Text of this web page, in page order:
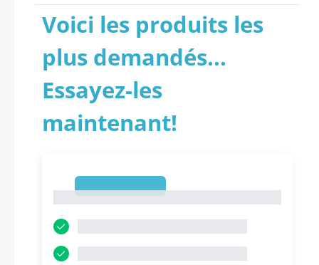
Voici les produits les
plus demandés...
Essayez-les
maintenant!